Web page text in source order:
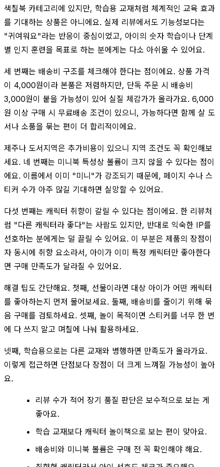
색칠북 카테고리에 있지만, 학습용 교재처럼 체계적인 교육 효과
를 기대하는 상품은 아니에요. 실제 리뷰에서도 기능성보다는
"귀여워요"라는 반응이 중심이었고, 아이의 숫자 학습이나 단계
별 인지 훈련을 목표로 하는 분에게는 다소 아쉬울 수 있어요.
세 번째는 배송비 구조를 체크해야 한다는 점이에요. 상품 가격
이 4,000원이라 본품은 저렴하지만, 단독 주문 시 배송비
3,000원이 붙을 가능성이 있어 실질 체감가가 올라가요. 6,000
원 이상 구매 시 무료배송 조건이 있으니, 가능하다면 함께 살 도
서나 소품을 묶는 편이 더 합리적이에요.
제주나 도서지역은 추가비용이 있으니 지역 조건도 꼭 확인해보
세요. 네 번째는 미니북 특성상 볼륨이 크지 않을 수 있다는 점이
에요. 이름에서 이미 "미니"가 강조되기 때문에, 페이지 수나 스
티커 수가 아주 많길 기대하면 실망할 수 있어요.
다섯 번째는 캐릭터 취향이 갈릴 수 있다는 점이에요. 한 리뷰처
럼 "다른 캐릭터라 좋다"는 사람도 있지만, 반대로 익숙한 IP를
선호하는 분에게는 덜 끌릴 수 있어요. 이 부분은 제품의 장점이
자 동시에 취향 요소라서, 아이가 이미 특정 캐릭터만 좋아한다
면 구매 만족도가 달라질 수 있어요.
해결 팁도 간단해요. 첫째, 선물이라면 대상 아이가 어떤 캐릭터
를 좋아하는지 먼저 물어보세요. 둘째, 배송비를 줄이기 위해 묶
음 구매를 검토하세요. 셋째, 놀이 목적이면 스티커를 너무 한 번
에 다 쓰지 말고 며칠에 나눠 활용하세요.
넷째, 학습용으로는 다른 교재와 병행하면 만족도가 올라가요.
이렇게 접근하면 단점보다 장점이 더 크게 느껴질 가능성이 높아
요.
리뷰 수가 적어 장기 품질 판단은 보수적으로 보는 게
좋아요.
학습 교재보다 캐릭터 놀이책으로 보는 편이 맞아요.
배송비와 미니북 볼륨은 구매 전 꼭 확인해야 해요.